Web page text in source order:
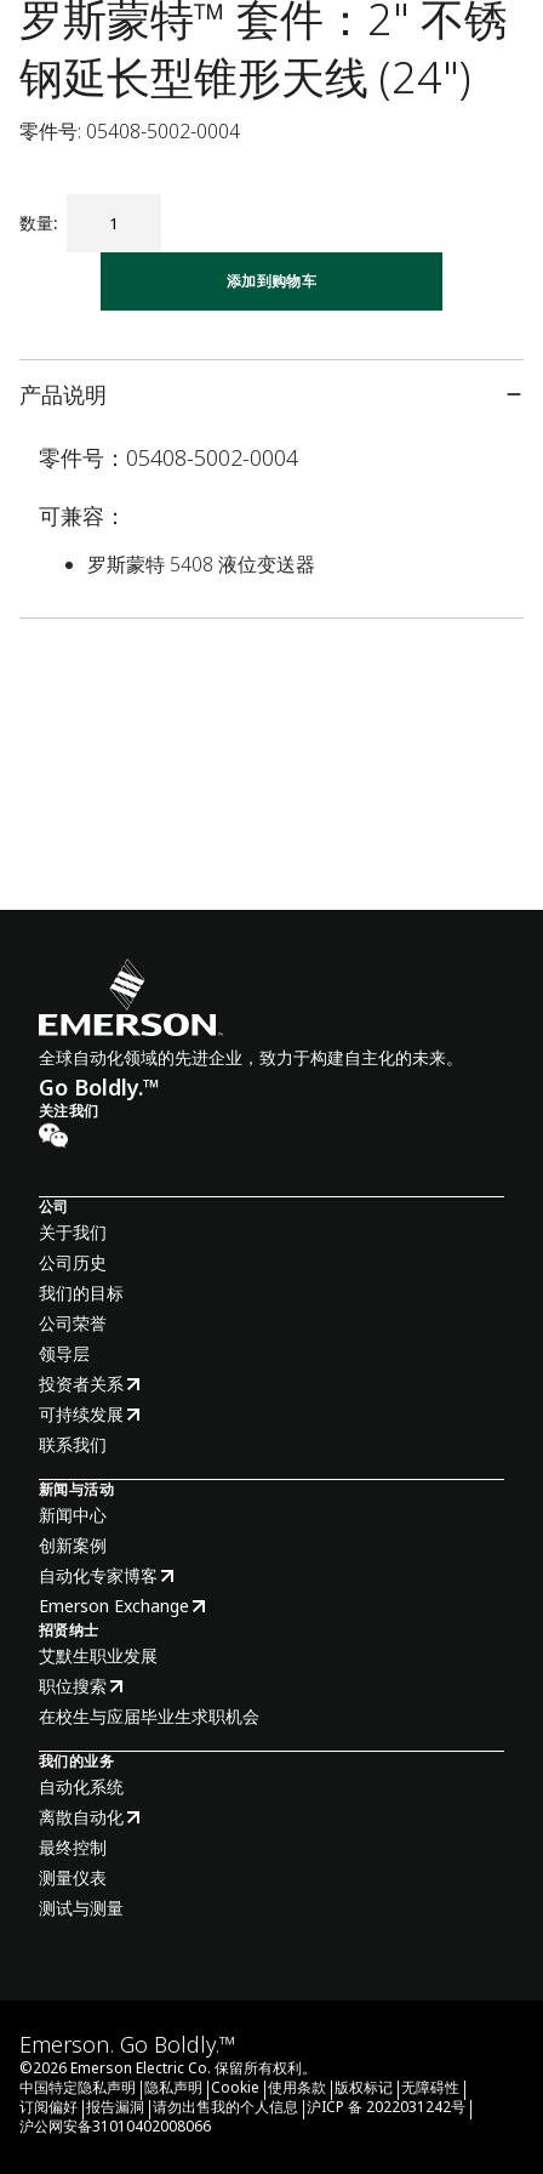
罗斯蒙特™ 套件：2" 不锈
钢延长型锥形天线 (24")
零件号: 05408-5002-0004
数量:
添加到购物车
产品说明
零件号：05408-5002-0004
可兼容：
罗斯蒙特 5408 液位变送器
全球自动化领域的先进企业，致力于构建自主化的未来。
Go Boldly.™
关注我们
公司
关于我们
公司历史
我们的目标
公司荣誉
领导层
投资者关系
可持续发展
联系我们
新闻与活动
新闻中心
创新案例
自动化专家博客
Emerson Exchange
招贤纳士
艾默生职业发展
职位搜索
在校生与应届毕业生求职机会
我们的业务
自动化系统
离散自动化
最终控制
测量仪表
测试与测量
Emerson. Go Boldly.™
©2026Emerson Electric Co. 保留所有权利。
中国特定隐私声明 |隐私声明 |Cookie |使用条款 |版权标记 |无障碍性 |
订阅偏好 |报告漏洞 |请勿出售我的个人信息 |沪ICP 备 2022031242号 |
沪公网安备31010402008066